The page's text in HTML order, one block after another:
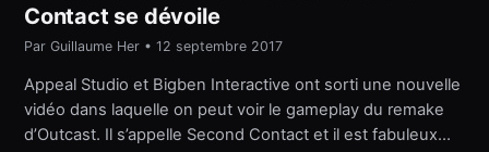
Contact se dévoile
Par Guillaume Her • 12 septembre 2017
Appeal Studio et Bigben Interactive ont sorti une nouvelle
vidéo dans laquelle on peut voir le gameplay du remake
d’Outcast. Il s’appelle Second Contact et il est fabuleux…